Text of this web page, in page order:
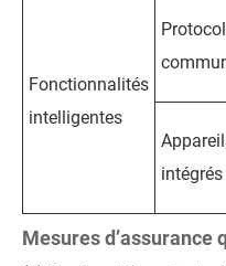
Fonctionnalités
intelligentes
intégrés
Mesures